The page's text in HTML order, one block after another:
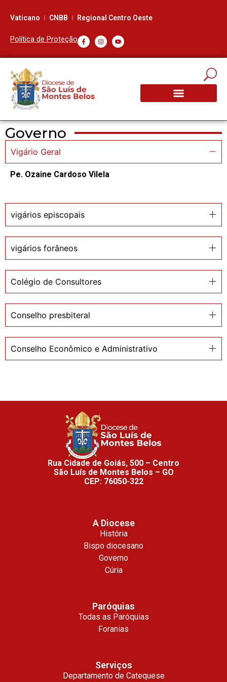
Vaticano CNBB Regional Centro Oeste
Política de Proteção
Governo
Vigário Geral
Pe. Ozaine Cardoso Vilela
vigários episcopais
vigários forâneos
Colégio de Consultores
Conselho presbiteral
Conselho Econômico e Administrativo
Rua Cidade de Goiás, 500 – Centro
São Luís de Montes Belos – GO
CEP: 76050-322
A Diocese
História
Bispo diocesano
Governo
Cúria
Paróquias
Todas as Paróquias
Foranias
Serviços
Departamento de Catequese